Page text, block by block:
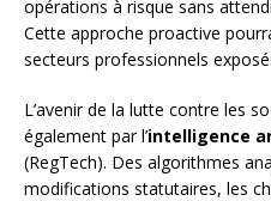
opérations à risque sans
Cette approche proactive
secteurs professionnels
L’avenir de la lutte contre les
également par l’intelligence
(RegTech). Des algorithmes
modifications statutaires, les